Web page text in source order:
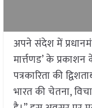
अपने संदेश में
मार्त्तणड’ के
पत्रकारिता की
भारत की चेतना,